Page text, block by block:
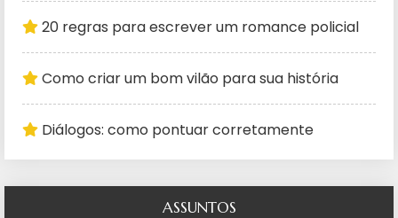
20 regras para escrever um romance policial
Como criar um bom vilão para sua história
Diálogos: como pontuar corretamente
ASSUNTOS